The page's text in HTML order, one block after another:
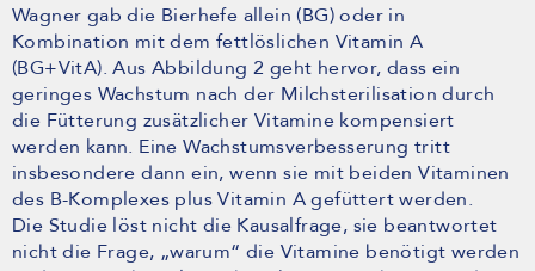
Wagner gab die Bierhefe allein (BG) oder in
Kombination mit dem fettlöslichen Vitamin A
(BG+VitA). Aus Abbildung 2 geht hervor, dass ein
geringes Wachstum nach der Milchsterilisation durch
die Fütterung zusätzlicher Vitamine kompensiert
werden kann. Eine Wachstumsverbesserung tritt
insbesondere dann ein, wenn sie mit beiden Vitaminen
des B-Komplexes plus Vitamin A gefüttert werden.
Die Studie löst nicht die Kausalfrage, sie beantwortet
nicht die Frage, „warum“ die Vitamine benötigt werden